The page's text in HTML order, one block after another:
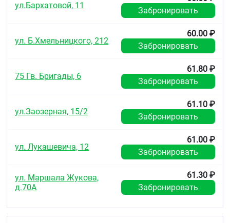
ул.Бархатовой, 11
Забронировать
ул. Б.Хмельницкого, 212
60.00 ₽
Забронировать
75 Гв. Бригады, 6
61.80 ₽
Забронировать
ул.Заозерная, 15/2
61.10 ₽
Забронировать
ул. Лукашевича, 12
61.00 ₽
Забронировать
ул. Маршала Жукова,
д.70А
61.30 ₽
Забронировать